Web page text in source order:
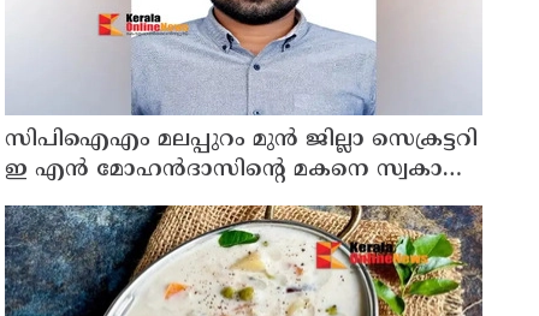
സിപിഐഎം മലപ്പുറം മുന്‍ ജില്ലാ സെക്രട്ടറി
ഇ എൻ മോഹൻദാസിൻ്റെ മകനെ സ്വകാര്യ
ഹോട്ടലിൽ മരിച്ച നിലയില്‍ കണ്ടെത്തി